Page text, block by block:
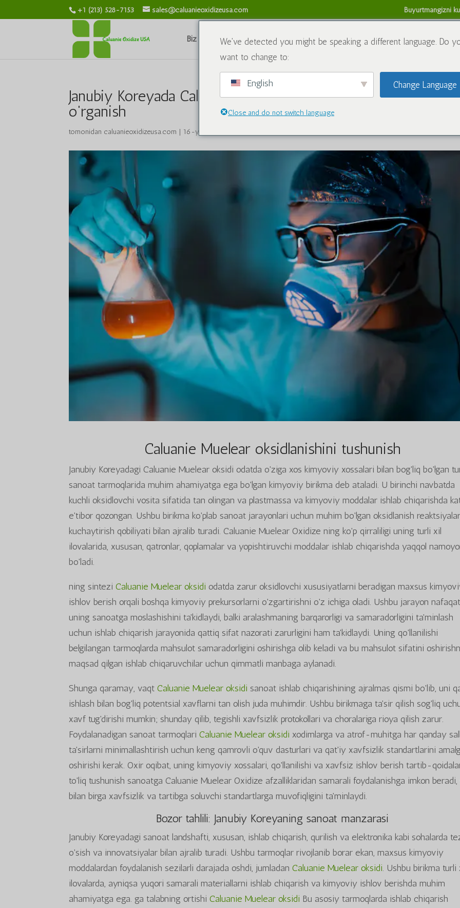
+1 (213) 528-7153 sales@caluanieoxidizeusa.com Buyurtmangizni
Biz haqimizda Kimyoviy moddalar Blog Biz bilan bog'lanish
Janubiy Koreyada Caluanie Muelear oksidiga bo'lgan talabni
o'rganish
tomonidan caluanieoxidizeusa.com | 16-yanvar, 2025 yil
Caluanie Muelear oksidlanishini tushunish
Janubiy Koreyadagi Caluanie Muelear oksidi odatda o'ziga xos kimyoviy xossalari bilan bog'liq bo'lgan
sanoat tarmoqlarida muhim ahamiyatga ega bo'lgan kimyoviy birikma deb ataladi. U birinchi navbatda
kuchli oksidlovchi vosita sifatida tan olingan va plastmassa va kimyoviy moddalar ishlab chiqarishda
e'tibor qozongan. Ushbu birikma ko'plab sanoat jarayonlari uchun muhim bo'lgan oksidlanish
kuchaytirish qobiliyati bilan ajralib turadi. Caluanie Muelear Oxidize ning ko'p qirraliligi uning turli xil
ilovalarida, xususan, qatronlar, qoplamalar va yopishtiruvchi moddalar ishlab chiqarishda yaqqol
bo'ladi.
ning sinteziCaluanie Muelear oksidi odatda zarur oksidlovchi xususiyatlarni beradigan maxsus
ishlov berish orqali boshqa kimyoviy prekursorlarni o'zgartirishni o'z ichiga oladi. Ushbu jarayon nafaqat
uning sanoatga moslashishini ta'kidlaydi, balki aralashmaning barqarorligi va samaradorligini ta'minlash
uchun ishlab chiqarish jarayonida qattiq sifat nazorati zarurligini ham ta'kidlaydi. Uning qo'llanilishi
belgilangan tarmoqlarda mahsulot samaradorligini oshirishga olib keladi va bu mahsulot sifatini
maqsad qilgan ishlab chiqaruvchilar uchun qimmatli manbaga aylanadi.
Shunga qaramay, vaqtCaluanie Muelear oksidi sanoat ishlab chiqarishining ajralmas qismi bo'lib, uni
ishlash bilan bog'liq potentsial xavflarni tan olish juda muhimdir. Ushbu birikmaga ta'sir qilish sog'liq
xavf tug'dirishi mumkin; shunday qilib, tegishli xavfsizlik protokollari va choralariga rioya qilish zarur.
Foydalanadigan sanoat tarmoqlariCaluanie Muelear oksidi xodimlarga va atrof-muhitga har qanday
ta'sirlarni minimallashtirish uchun keng qamrovli o'quv dasturlari va qat'iy xavfsizlik standartlarini
oshirishi kerak. Oxir oqibat, uning kimyoviy xossalari, qo'llanilishi va xavfsiz ishlov berish tartib-
to'liq tushunish sanoatga Caluanie Muelear Oxidize afzalliklaridan samarali foydalanishga imkon beradi,
bilan birga xavfsizlik va tartibga soluvchi standartlarga muvofiqligini ta'minlaydi.
Bozor tahlili: Janubiy Koreyaning sanoat manzarasi
Janubiy Koreyadagi sanoat landshafti, xususan, ishlab chiqarish, qurilish va elektronika kabi sohalarda
o'sish va innovatsiyalar bilan ajralib turadi. Ushbu tarmoqlar rivojlanib borar ekan, maxsus kimyoviy
moddalardan foydalanish sezilarli darajada oshdi, jumladanCaluanie Muelear oksidi. Ushbu birikma turli
ilovalarda, ayniqsa yuqori samarali materiallarni ishlab chiqarish va kimyoviy ishlov berishda muhim
ahamiyatga ega. ga talabning ortishiCaluanie Muelear oksidi Bu asosiy tarmoqlarda ishlab chiqarish
We've detected you might be speaking a different language. Do
want to change to:
English Change Language
Close and do not switch language